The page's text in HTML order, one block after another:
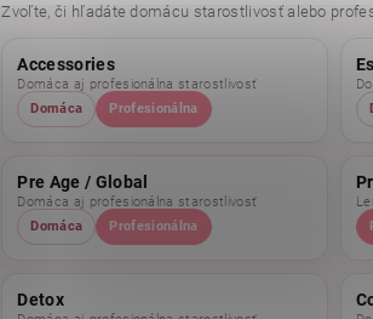
Zvoľte, či hľadáte domácu starostlivosť alebo
Accessories
Domáca aj profesionálna starostlivosť
Domáca
Profesionálna
Pre Age / Global
Domáca aj profesionálna starostlivosť
Domáca
Profesionálna
Detox